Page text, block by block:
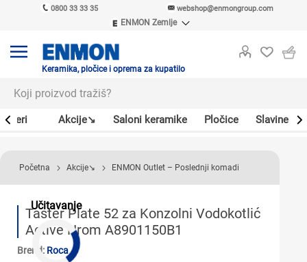
0800 33 33 35 webshop@enmongroup.com
ENMON Zemlje
ENMON MKD
Keramika, pločice i oprema za kupatilo
Akcije↘ Saloni keramike Pločice Slavine
Učitavanje
Početna Akcije↘ ENMON Outlet – Poslednji komadi
Taster Plate 52 za Konzolni Vodokotlić
Active Hrom A8901150B1
Brend: Roca